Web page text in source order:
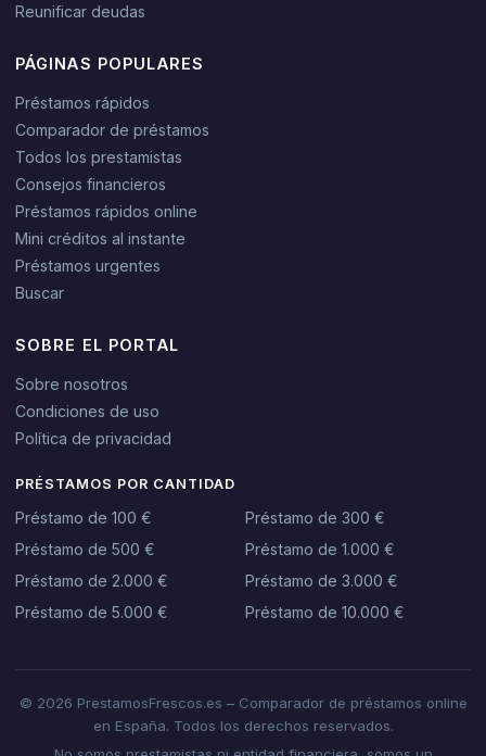
Reunificar deudas
PÁGINAS POPULARES
Préstamos rápidos
Comparador de préstamos
Todos los prestamistas
Consejos financieros
Préstamos rápidos online
Mini créditos al instante
Préstamos urgentes
Buscar
SOBRE EL PORTAL
Sobre nosotros
Condiciones de uso
Política de privacidad
PRÉSTAMOS POR CANTIDAD
Préstamo de 100 €
Préstamo de 300 €
Préstamo de 500 €
Préstamo de 1.000 €
Préstamo de 2.000 €
Préstamo de 3.000 €
Préstamo de 5.000 €
Préstamo de 10.000 €
© 2026 PrestamosFrescos.es – Comparador de préstamos online
en España. Todos los derechos reservados.